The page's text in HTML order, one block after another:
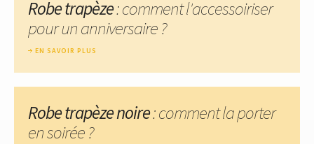
Robe trapèze: comment l'accessoiriser
pour un anniversaire ?
EN SAVOIR PLUS
Robe trapèze noire: comment la porter
en soirée ?